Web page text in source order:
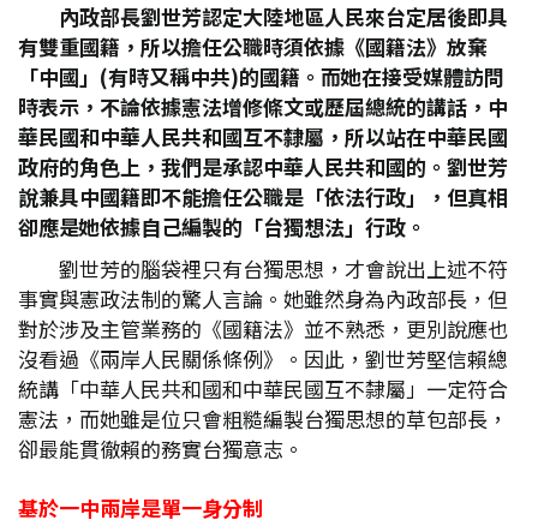
內政部長劉世芳認定大陸地區人民來台定居後即具
有雙重國籍，所以擔任公職時須依據《國籍法》放棄
「中國」(有時又稱中共)的國籍。而她在接受媒體訪問
時表示，不論依據憲法增修條文或歷屆總統的講話，中
華民國和中華人民共和國互不隸屬，所以站在中華民國
政府的角色上，我們是承認中華人民共和國的。劉世芳
說兼具中國籍即不能擔任公職是「依法行政」，但真相
卻應是她依據自己編製的「台獨想法」行政。
劉世芳的腦袋裡只有台獨思想，才會說出上述不符
事實與憲政法制的驚人言論。她雖然身為內政部長，但
對於涉及主管業務的《國籍法》並不熟悉，更別說應也
沒看過《兩岸人民關係條例》。因此，劉世芳堅信賴總
統講「中華人民共和國和中華民國互不隸屬」一定符合
憲法，而她雖是位只會粗糙編製台獨思想的草包部長，
卻最能貫徹賴的務實台獨意志。
基於一中兩岸是單一身分制